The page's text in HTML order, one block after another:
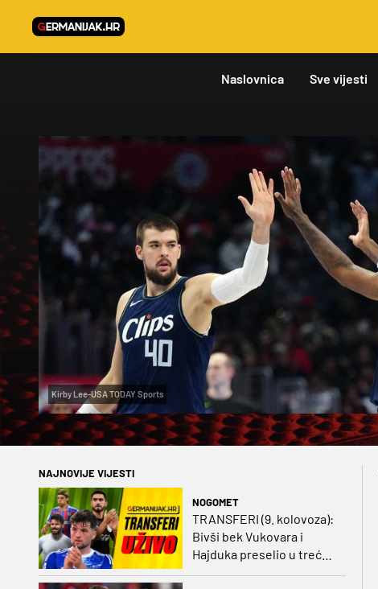
Naslovnica Sve vijesti
Kirby Lee-USA TODAY Sports
NAJNOVIJE VIJESTI
NOGOMET
TRANSFERI (9. kolovoza):
Bivši bek Vukovara i
Hajduka preselio u treću